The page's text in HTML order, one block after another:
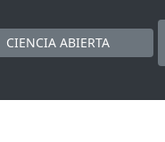
CIENCIA ABIERTA